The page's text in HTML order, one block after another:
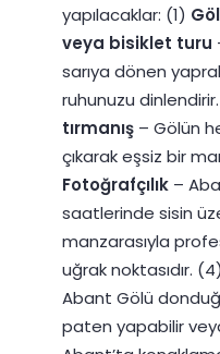
yapılacaklar: (1)
veya bisiklet turu
sarıya dönen
ruhunuzu
tırmanış – Gölün
çıkarak eşsiz bir
Fotoğrafçılık –
saatlerinde sisin
manzarasıyla
uğrak noktasıdır. (4)
Abant Gölü
paten yapabilir